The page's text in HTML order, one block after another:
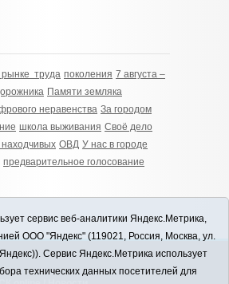
рынке труда поколения 7 августа –
Памяти земляка
неравенства За городом
школа выживания Своё дело
ОВД У нас в городе
предварительное голосование
сервис веб-аналитики Яндекс.Метрика,
ООО "Яндекс" (119021, Россия, Москва, ул.
Сервис Яндекс.Метрика использует
технических данных посетителей для